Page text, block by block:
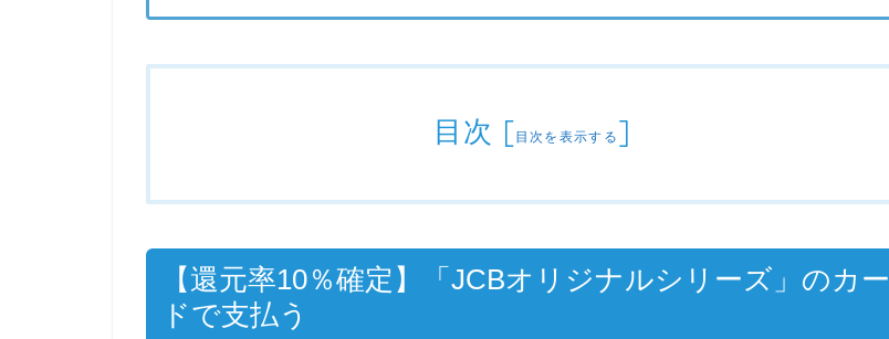
目次 [目次を表示する ]
【還元率10％確定】「JCBオリジナルシリーズ」のカー
ドで支払う